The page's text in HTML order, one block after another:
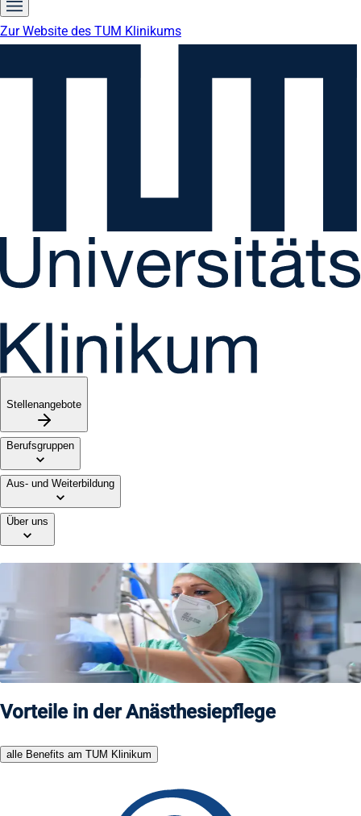
Zur Website des TUM Klinikums
Stellenangebote
Berufsgruppen
Aus- und Weiterbildung
Über uns
Anästhesiepflege am TUM
Klinikum
Professionelle Pflege zwischen Technik und Mensch. Wenn
jede Sekunde zählt.
Vorteile in der Anästhesiepflege
alle Benefits am TUM Klinikum